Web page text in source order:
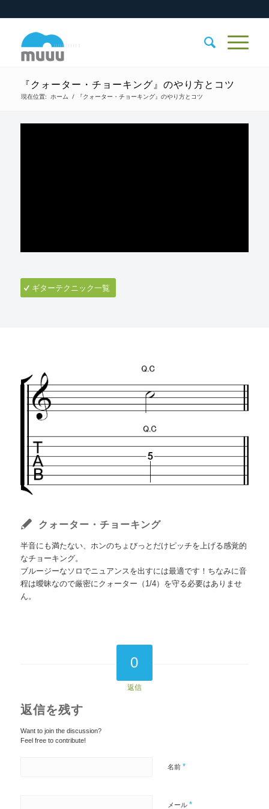
『クォーター・チョーキング』のやり方とコツ
現在位置: ホーム / 『クォーター・チョーキング』のやり方とコツ
ギターテクニック一覧
クォーター・チョーキング
半音にも満たない、ホンのちょびっとだけピッチを上げる感覚的
なチョーキング。
ブルージーなソロでニュアンスを出すには最適です！ちなみに音
程は曖昧なので厳密にクォーター（1/4）を守る必要はありませ
ん。
0
返信
返信を残す
Want to join the discussion?
Feel free to contribute!
名前 *
メール *